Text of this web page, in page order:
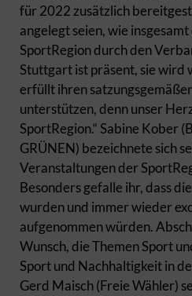
für 2022 zusätzlich
angelegt seien, wie
SportRegion durch den
Stuttgart ist präsent, sie wird
erfüllt ihren
unterstützen, denn unser
SportRegion.“ Sabine Kober
GRÜNEN) bezeichnete sich
Veranstaltungen der
Besonders gefalle ihr, dass
wurden und immer wieder
aufgenommen würden.
Wunsch, die Themen Sport
Sport und Nachhaltigkeit in
Gerd Maisch (Freie Wähler)